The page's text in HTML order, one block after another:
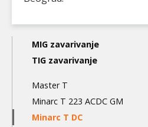
Main
navigation
3nd
level
MIG zavarivanje
TIG zavarivanje
Master T
Minarc T 223 ACDC GM
Minarc T DC